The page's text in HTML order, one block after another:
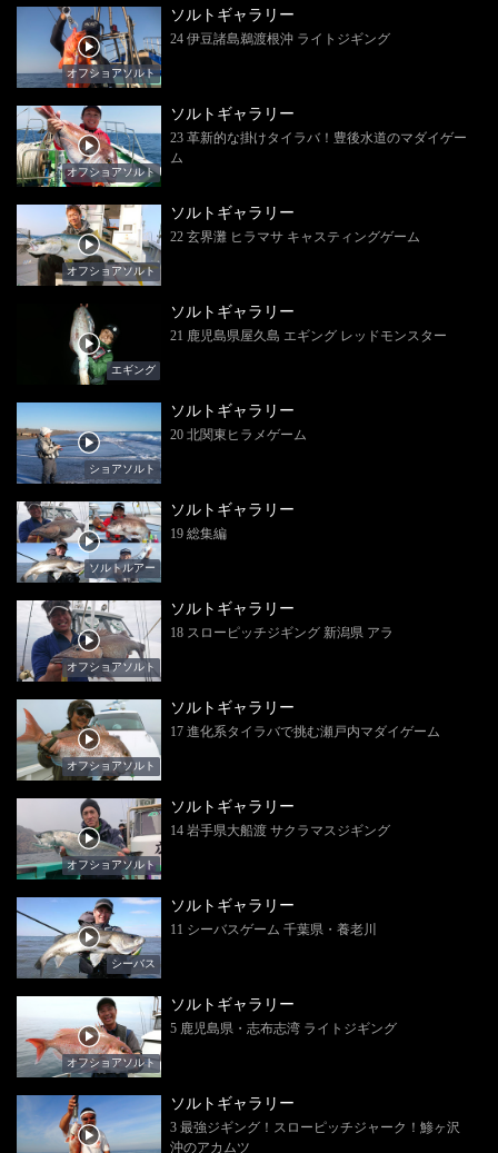
オフショアソルト
ソルトギャラリー
24 伊豆諸島鵜渡根沖 ライトジギング
オフショアソルト
ソルトギャラリー
23 革新的な掛けタイラバ！豊後水道のマダイゲー
ム
オフショアソルト
ソルトギャラリー
22 玄界灘 ヒラマサ キャスティングゲーム
エギング
ソルトギャラリー
21 鹿児島県屋久島 エギング レッドモンスター
ショアソルト
ソルトギャラリー
20 北関東ヒラメゲーム
ソルトルアー
ソルトギャラリー
19 総集編
オフショアソルト
ソルトギャラリー
18 スローピッチジギング 新潟県 アラ
オフショアソルト
ソルトギャラリー
17 進化系タイラバで挑む瀬戸内マダイゲーム
オフショアソルト
ソルトギャラリー
14 岩手県大船渡 サクラマスジギング
シーバス
ソルトギャラリー
11 シーバスゲーム 千葉県・養老川
オフショアソルト
ソルトギャラリー
5 鹿児島県・志布志湾 ライトジギング
ソルトギャラリー
3 最強ジギング！スローピッチジャーク！鯵ヶ沢
沖のアカムツ